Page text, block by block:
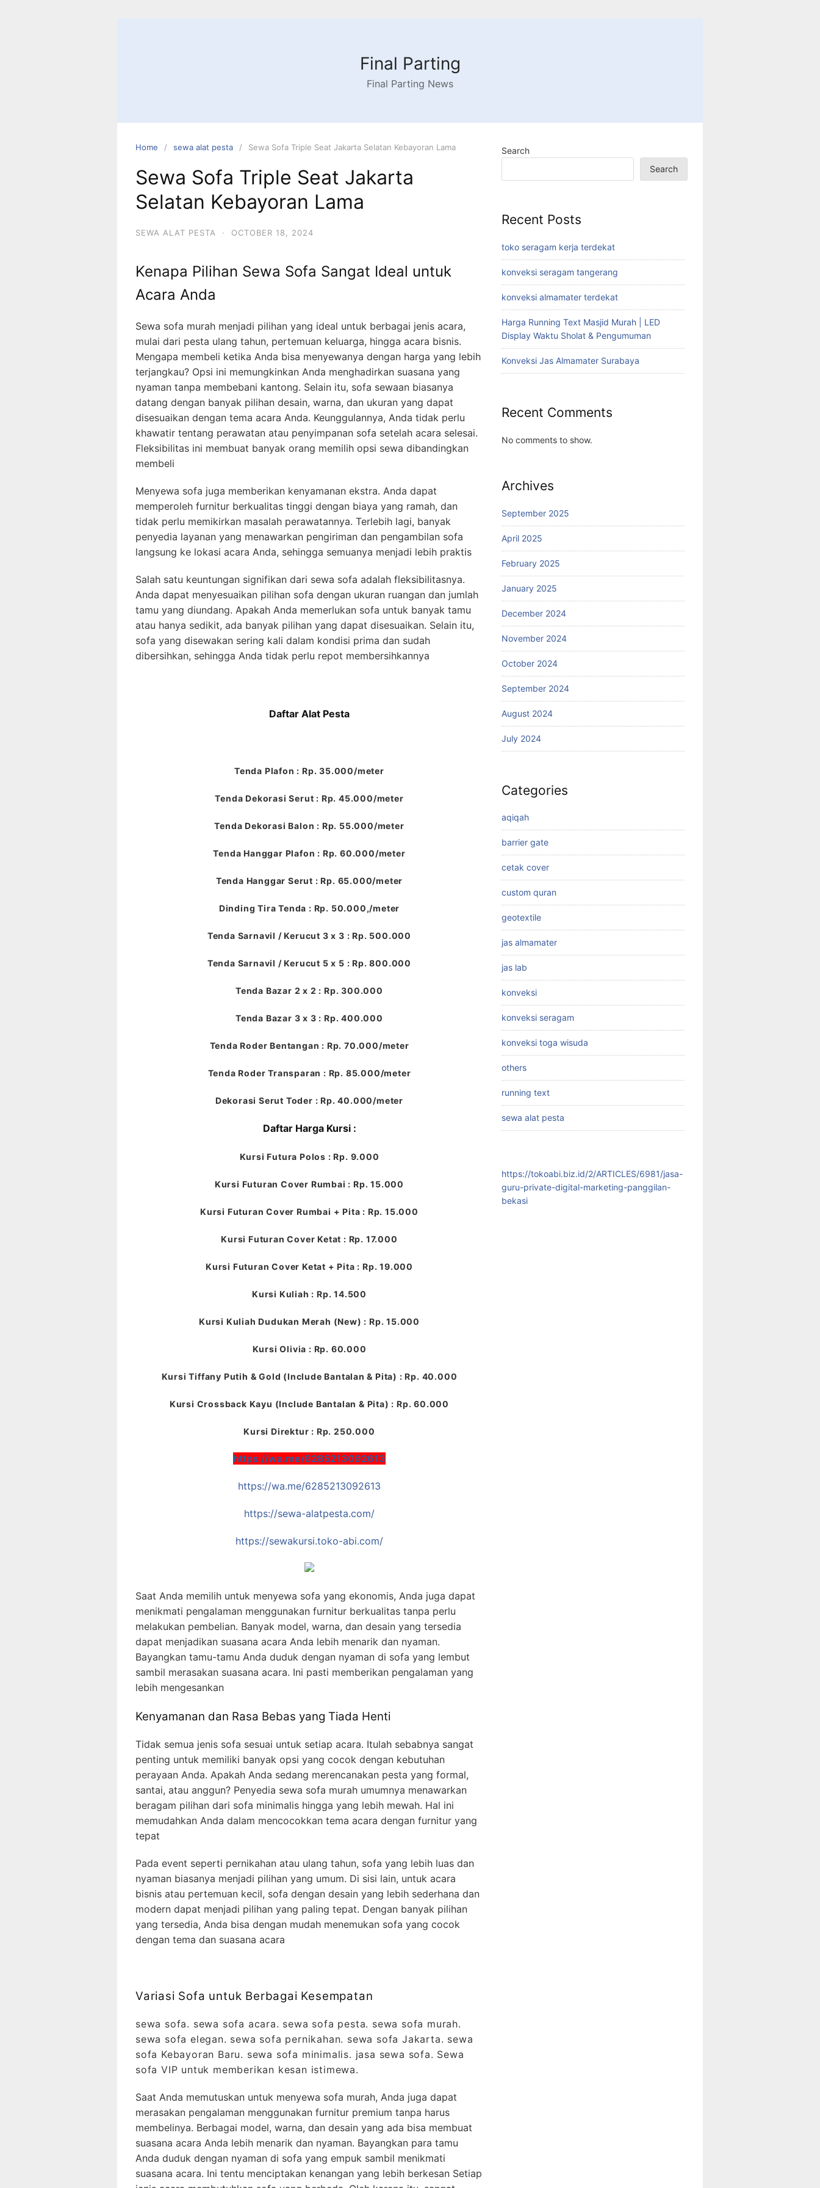
Final Parting
Final Parting News
Home sewa alat pesta Sewa Sofa Triple Seat Jakarta Selatan Kebayoran Lama
Sewa Sofa Triple Seat Jakarta
Selatan Kebayoran Lama
SEWA ALAT PESTA · OCTOBER 18, 2024
Kenapa Pilihan Sewa Sofa Sangat Ideal untuk
Acara Anda
Sewa sofa murah menjadi pilihan yang ideal untuk berbagai jenis acara,
mulai dari pesta ulang tahun, pertemuan keluarga, hingga acara bisnis.
Mengapa membeli ketika Anda bisa menyewanya dengan harga yang lebih
terjangkau? Opsi ini memungkinkan Anda menghadirkan suasana yang
nyaman tanpa membebani kantong. Selain itu, sofa sewaan biasanya
datang dengan banyak pilihan desain, warna, dan ukuran yang dapat
disesuaikan dengan tema acara Anda. Keunggulannya, Anda tidak perlu
khawatir tentang perawatan atau penyimpanan sofa setelah acara selesai.
Fleksibilitas ini membuat banyak orang memilih opsi sewa dibandingkan
membeli
Menyewa sofa juga memberikan kenyamanan ekstra. Anda dapat
memperoleh furnitur berkualitas tinggi dengan biaya yang ramah, dan
tidak perlu memikirkan masalah perawatannya. Terlebih lagi, banyak
penyedia layanan yang menawarkan pengiriman dan pengambilan sofa
langsung ke lokasi acara Anda, sehingga semuanya menjadi lebih praktis
Salah satu keuntungan signifikan dari sewa sofa adalah fleksibilitasnya.
Anda dapat menyesuaikan pilihan sofa dengan ukuran ruangan dan jumlah
tamu yang diundang. Apakah Anda memerlukan sofa untuk banyak tamu
atau hanya sedikit, ada banyak pilihan yang dapat disesuaikan. Selain itu,
sofa yang disewakan sering kali dalam kondisi prima dan sudah
dibersihkan, sehingga Anda tidak perlu repot membersihkannya
Daftar Alat Pesta
Tenda Plafon : Rp. 35.000/meter
Tenda Dekorasi Serut : Rp. 45.000/meter
Tenda Dekorasi Balon : Rp. 55.000/meter
Tenda Hanggar Plafon : Rp. 60.000/meter
Tenda Hanggar Serut : Rp. 65.000/meter
Dinding Tira Tenda : Rp. 50.000,/meter
Tenda Sarnavil / Kerucut 3 x 3 : Rp. 500.000
Tenda Sarnavil / Kerucut 5 x 5 : Rp. 800.000
Tenda Bazar 2 x 2 : Rp. 300.000
Tenda Bazar 3 x 3 : Rp. 400.000
Tenda Roder Bentangan : Rp. 70.000/meter
Tenda Roder Transparan : Rp. 85.000/meter
Dekorasi Serut Toder : Rp. 40.000/meter
Daftar Harga Kursi :
Kursi Futura Polos : Rp. 9.000
Kursi Futuran Cover Rumbai : Rp. 15.000
Kursi Futuran Cover Rumbai + Pita : Rp. 15.000
Kursi Futuran Cover Ketat : Rp. 17.000
Kursi Futuran Cover Ketat + Pita : Rp. 19.000
Kursi Kuliah : Rp. 14.500
Kursi Kuliah Dudukan Merah (New) : Rp. 15.000
Kursi Olivia : Rp. 60.000
Kursi Tiffany Putih & Gold (Include Bantalan & Pita) : Rp. 40.000
Kursi Crossback Kayu (Include Bantalan & Pita) : Rp. 60.000
Kursi Direktur : Rp. 250.000
https://wa.me/6285213092613
https://wa.me/6285213092613
https://sewa-alatpesta.com/
https://sewakursi.toko-abi.com/
Saat Anda memilih untuk menyewa sofa yang ekonomis, Anda juga dapat
menikmati pengalaman menggunakan furnitur berkualitas tanpa perlu
melakukan pembelian. Banyak model, warna, dan desain yang tersedia
dapat menjadikan suasana acara Anda lebih menarik dan nyaman.
Bayangkan tamu-tamu Anda duduk dengan nyaman di sofa yang lembut
sambil merasakan suasana acara. Ini pasti memberikan pengalaman yang
lebih mengesankan
Kenyamanan dan Rasa Bebas yang Tiada Henti
Tidak semua jenis sofa sesuai untuk setiap acara. Itulah sebabnya sangat
penting untuk memiliki banyak opsi yang cocok dengan kebutuhan
perayaan Anda. Apakah Anda sedang merencanakan pesta yang formal,
santai, atau anggun? Penyedia sewa sofa murah umumnya menawarkan
beragam pilihan dari sofa minimalis hingga yang lebih mewah. Hal ini
memudahkan Anda dalam mencocokkan tema acara dengan furnitur yang
tepat
Pada event seperti pernikahan atau ulang tahun, sofa yang lebih luas dan
nyaman biasanya menjadi pilihan yang umum. Di sisi lain, untuk acara
bisnis atau pertemuan kecil, sofa dengan desain yang lebih sederhana dan
modern dapat menjadi pilihan yang paling tepat. Dengan banyak pilihan
yang tersedia, Anda bisa dengan mudah menemukan sofa yang cocok
dengan tema dan suasana acara
Variasi Sofa untuk Berbagai Kesempatan
sewa sofa. sewa sofa acara. sewa sofa pesta. sewa sofa murah.
sewa sofa elegan. sewa sofa pernikahan. sewa sofa Jakarta. sewa
sofa Kebayoran Baru. sewa sofa minimalis. jasa sewa sofa. Sewa
sofa VIP untuk memberikan kesan istimewa.
Saat Anda memutuskan untuk menyewa sofa murah, Anda juga dapat
merasakan pengalaman menggunakan furnitur premium tanpa harus
membelinya. Berbagai model, warna, dan desain yang ada bisa membuat
suasana acara Anda lebih menarik dan nyaman. Bayangkan para tamu
Anda duduk dengan nyaman di sofa yang empuk sambil menikmati
suasana acara. Ini tentu menciptakan kenangan yang lebih berkesan Setiap
Search
Search
Recent Posts
toko seragam kerja terdekat
konveksi seragam tangerang
konveksi almamater terdekat
Harga Running Text Masjid Murah | LED
Display Waktu Sholat & Pengumuman
Konveksi Jas Almamater Surabaya
Recent Comments
No comments to show.
Archives
September 2025
April 2025
February 2025
January 2025
December 2024
November 2024
October 2024
September 2024
August 2024
July 2024
Categories
aqiqah
barrier gate
cetak cover
custom quran
geotextile
jas almamater
jas lab
konveksi
konveksi seragam
konveksi toga wisuda
others
running text
sewa alat pesta
https://tokoabi.biz.id/2/ARTICLES/6981/jasa-
guru-private-digital-marketing-panggilan-
bekasi